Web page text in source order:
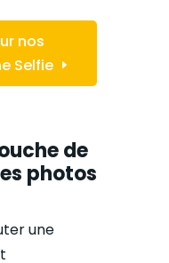
nos
Selfie
de
photos
une